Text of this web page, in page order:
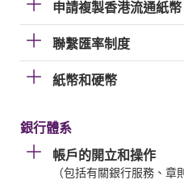
申請複製香港流通紙幣
聯繫匯率制度
紙幣和硬幣
銀行體系
帳戶的開立和操作
（包括有關銀行服務、章